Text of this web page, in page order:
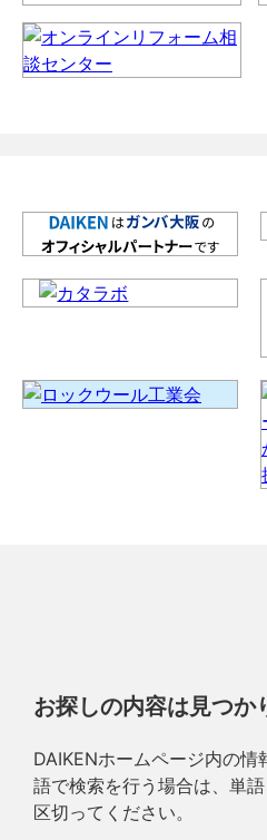
お探しの内容は見つか
DAIKENホームページ内の
語で検索を行う場合は、単
区切ってください。